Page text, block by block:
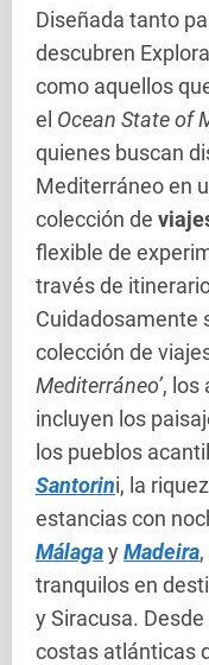
Diseñada tanto
descubren
como aquellos
el Ocean State of
quienes buscan
Mediterráneo en
colección de
flexible de
través de
Cuidadosamente
colección de
Mediterráneo’, los
incluyen los
los pueblos
Santorini, la
estancias con
MálagayMadeira
tranquilos en
y Siracusa.
costas atlánticas